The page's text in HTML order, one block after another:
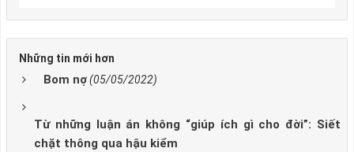
Những tin mới hơn
Bom nợ(05/05/2022)
Từ những luận án không “giúp ích gì cho đời”: Siết
chặt thông qua hậu kiểm